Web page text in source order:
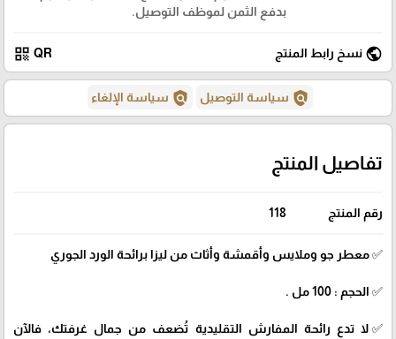
بدفع الثمن لموظف التوصيل.
public نسخ رابط المنتج QR
qr_code
policy سياسة التوصيل policy سياسة الإلغاء
تفاصيل المنتج
رقم المنتج 118
✅ معطر جو وملايس وأقمشة وأثاث من ليزا برائحة الورد الجوري
✅ الحجم : 100 مل .
✅لا تدع رائحة المفارش التقليدية تُضعف من جمال غرفتك، فالآن